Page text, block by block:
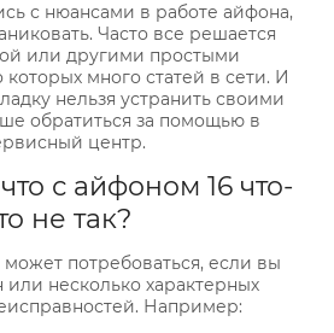
с нюансами в работе айфона,
Часто все решается
или другими простыми
много статей в сети. И
нельзя устранить своими
обратиться за помощью в
центр.
с айфоном 16 что-
не так?
может потребоваться, если вы
несколько характерных
Например: